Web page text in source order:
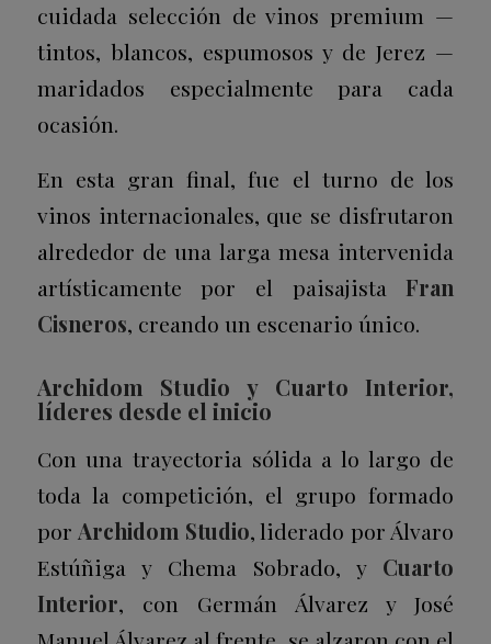
cuidada selección de vinos premium —
tintos, blancos, espumosos y de Jerez —
maridados especialmente para cada
ocasión.
En esta gran final, fue el turno de los
vinos internacionales, que se disfrutaron
alrededor de una larga mesa intervenida
artísticamente por el paisajista Fran
Cisneros, creando un escenario único.
Archidom Studio y Cuarto Interior,
líderes desde el inicio
Con una trayectoria sólida a lo largo de
toda la competición, el grupo formado
porArchidom Studio, liderado por Álvaro
Estúñiga y Chema Sobrado, y Cuarto
Interior, con Germán Álvarez y José